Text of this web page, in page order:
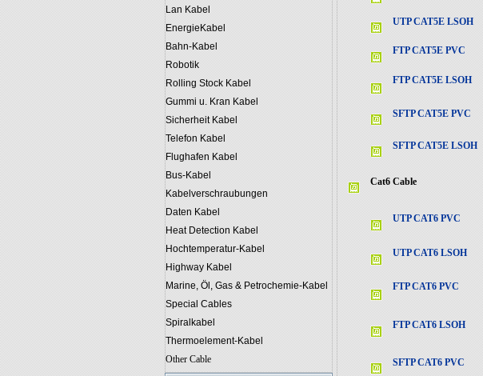
Lan Kabel
EnergieKabel
Bahn-Kabel
Robotik
Rolling Stock Kabel
Gummi u. Kran Kabel
Sicherheit Kabel
Telefon Kabel
Flughafen Kabel
Bus-Kabel
Kabelverschraubungen
Daten Kabel
Heat Detection Kabel
Hochtemperatur-Kabel
Highway Kabel
Marine, Öl, Gas & Petrochemie-Kabel
Special Cables
Spiralkabel
Thermoelement-Kabel
Other Cable
UTP CAT5E LSOH
FTP CAT5E PVC
FTP CAT5E LSOH
SFTP CAT5E PVC
SFTP CAT5E LSOH
Cat6 Cable
UTP CAT6 PVC
UTP CAT6 LSOH
FTP CAT6 PVC
FTP CAT6 LSOH
SFTP CAT6 PVC